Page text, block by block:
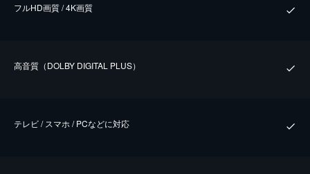
フルHD画質 / 4K画質
⾼⾳質（DOLBY DIGITAL PLUS）
テレビ / スマホ / PCなどに対応